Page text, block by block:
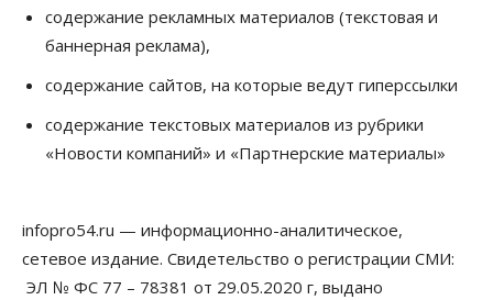
Бизнес Недвижимость Общество
Росреестр назвал главные причины
06 Августа 2026, 12:00
Телекоммуникации
В 16 населённых пунктах Мошковского района
Бизнес Право&Порядок
Злоумышленники опять атакуют
новосибирские компании через электронную
содержание рекламных материалов (текстовая и
баннерная реклама),
содержание сайтов, на которые ведут гиперссылки
содержание текстовых материалов из рубрики
«Новости компаний» и «Партнерские материалы»
infopro54.ru — информационно-аналитическое,
сетевое издание. Свидетельство о регистрации СМИ:
ЭЛ № ФС 77 – 78381 от 29.05.2020 г, выдано